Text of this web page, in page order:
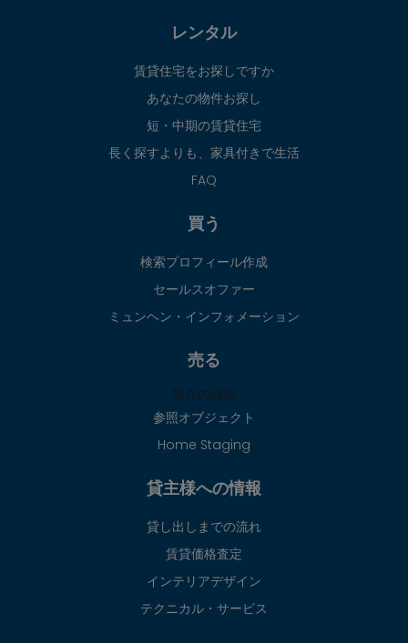
レンタル
賃貸住宅をお探しですか
あなたの物件お探し
短・中期の賃貸住宅
長く探すよりも、家具付きで生活
FAQ
買う
検索プロフィール作成
セールスオファー
ミュンヘン・インフォメーション
売る
販売の成功
参照オブジェクト
Home Staging
貸主様への情報
貸し出しまでの流れ
賃貸価格査定
インテリアデザイン
テクニカル・サービス